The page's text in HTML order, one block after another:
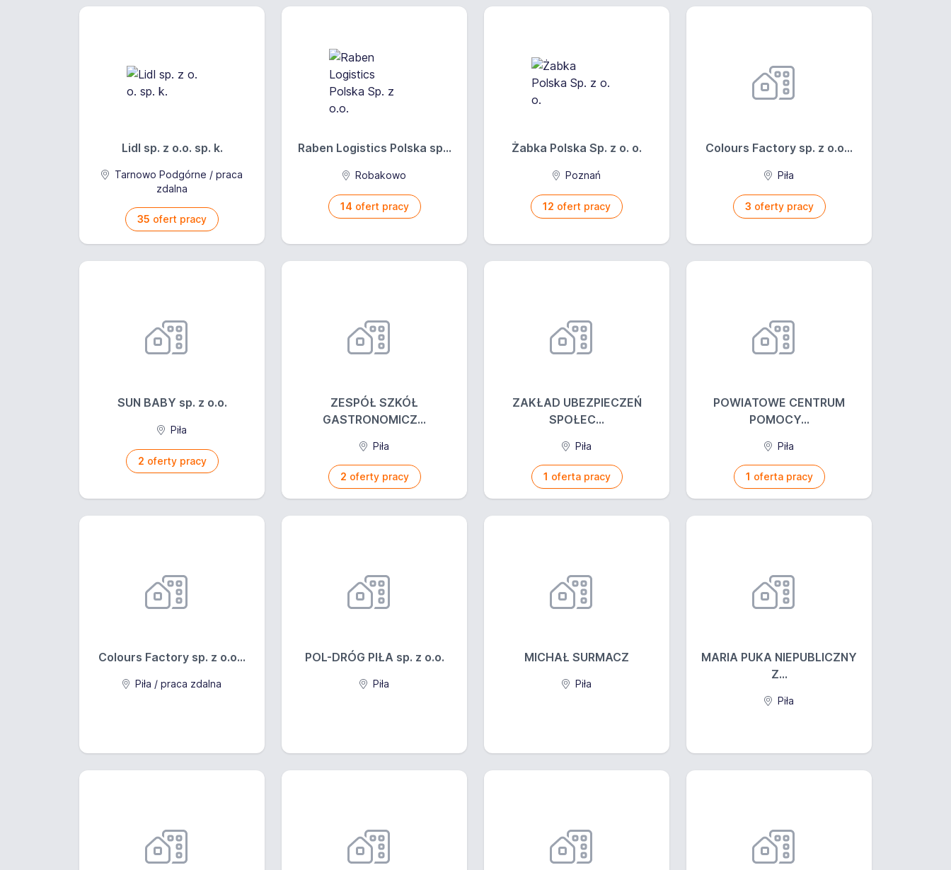
Lidl sp. z o.o. sp. k.
Tarnowo Podgórne / praca
zdalna
35 ofert pracy
Raben Logistics Polska sp...
Robakowo
14 ofert pracy
Żabka Polska Sp. z o. o.
Poznań
12 ofert pracy
Colours Factory sp. z o.o...
Piła
3 oferty pracy
SUN BABY sp. z o.o.
Piła
2 oferty pracy
ZESPÓŁ SZKÓŁ
GASTRONOMICZ...
Piła
2 oferty pracy
ZAKŁAD UBEZPIECZEŃ
SPOŁEC...
Piła
1 oferta pracy
POWIATOWE CENTRUM
POMOCY...
Piła
1 oferta pracy
Colours Factory sp. z o.o...
Piła / praca zdalna
POL-DRÓG PIŁA sp. z o.o.
Piła
MICHAŁ SURMACZ
Piła
MARIA PUKA NIEPUBLICZNY
Z...
Piła